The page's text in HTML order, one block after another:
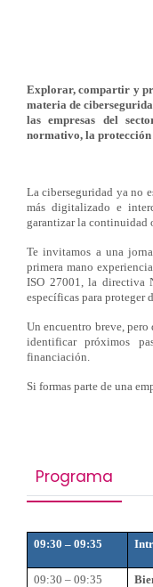
Explorar, compartir y
materia de
las empresas del
normativo, la protección
La ciberseguridad ya no
más digitalizado e
garantizar la continuidad
Te invitamos a una
primera mano
ISO 27001, la directiva
específicas para proteger
Un encuentro breve, pero
identificar próximos
financiación.
Si formas parte de una
Programa
09:30 – 09:35
09:30 – 09:35